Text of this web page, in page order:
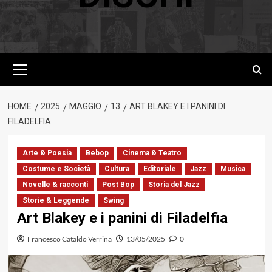
principale
HOME 2025 MAGGIO 13
ART BLAKEY E I PANINI DI
FILADELFIA
Arte & Poesia Bebop
Cinema & Teatro
Costume e Società
Cultura Editoriale Jazz
Musica
Novelle & racconti
Post Bop
Storia del Jazz
Storie & Leggende
Swing
Art Blakey e i panini di Filadelfia
Francesco Cataldo Verrina 13/05/2025 0